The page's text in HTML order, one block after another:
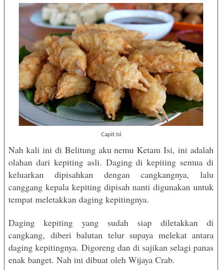
Capit Isi
Nah kali ini di Belitung aku nemu Ketam Isi, ini adalah
olahan dari kepiting asli. Daging di kepiting semua di
keluarkan dipisahkan dengan cangkangnya, lalu
canggang kepala kepiting dipisah nanti digunakan untuk
tempat meletakkan daging kepitingnya.
Daging kepiting yang sudah siap diletakkan di
cangkang, diberi balutan telur supaya melekat antara
daging kepitingnya. Digoreng dan di sajikan selagi panas
enak banget. Nah ini dibuat oleh Wijaya Crab.